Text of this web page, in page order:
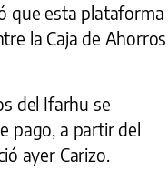
que esta plataforma
la Caja de Ahorros
del Ifarhu se
pago, a partir del
ayer Carizo.